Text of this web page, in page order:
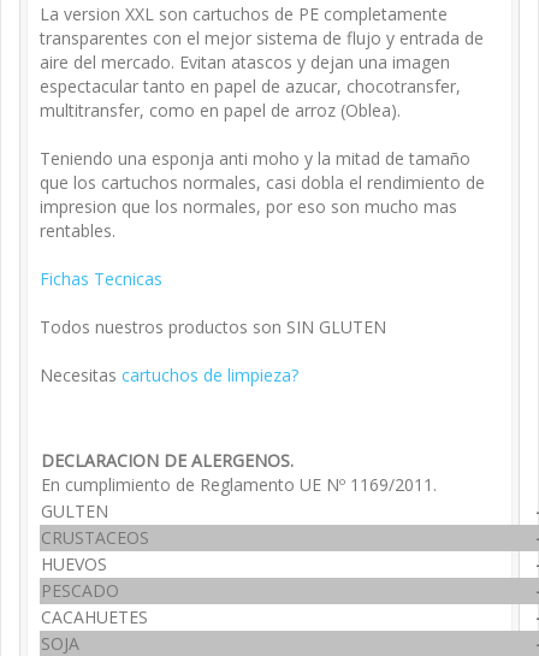
La version XXL son cartuchos de PE completamente
transparentes con el mejor sistema de flujo y entrada de
aire del mercado. Evitan atascos y dejan una imagen
espectacular tanto en papel de azucar, chocotransfer,
multitransfer, como en papel de arroz (Oblea).
Teniendo una esponja anti moho y la mitad de tamaño
que los cartuchos normales, casi dobla el rendimiento de
impresion que los normales, por eso son mucho mas
rentables.
Fichas Tecnicas
Todos nuestros productos son SIN GLUTEN
Necesitas cartuchos de limpieza?
DECLARACION DE ALERGENOS.
En cumplimiento de Reglamento UE Nº 1169/2011.
GULTEN
CRUSTACEOS
HUEVOS
PESCADO
CACAHUETES
SOJA